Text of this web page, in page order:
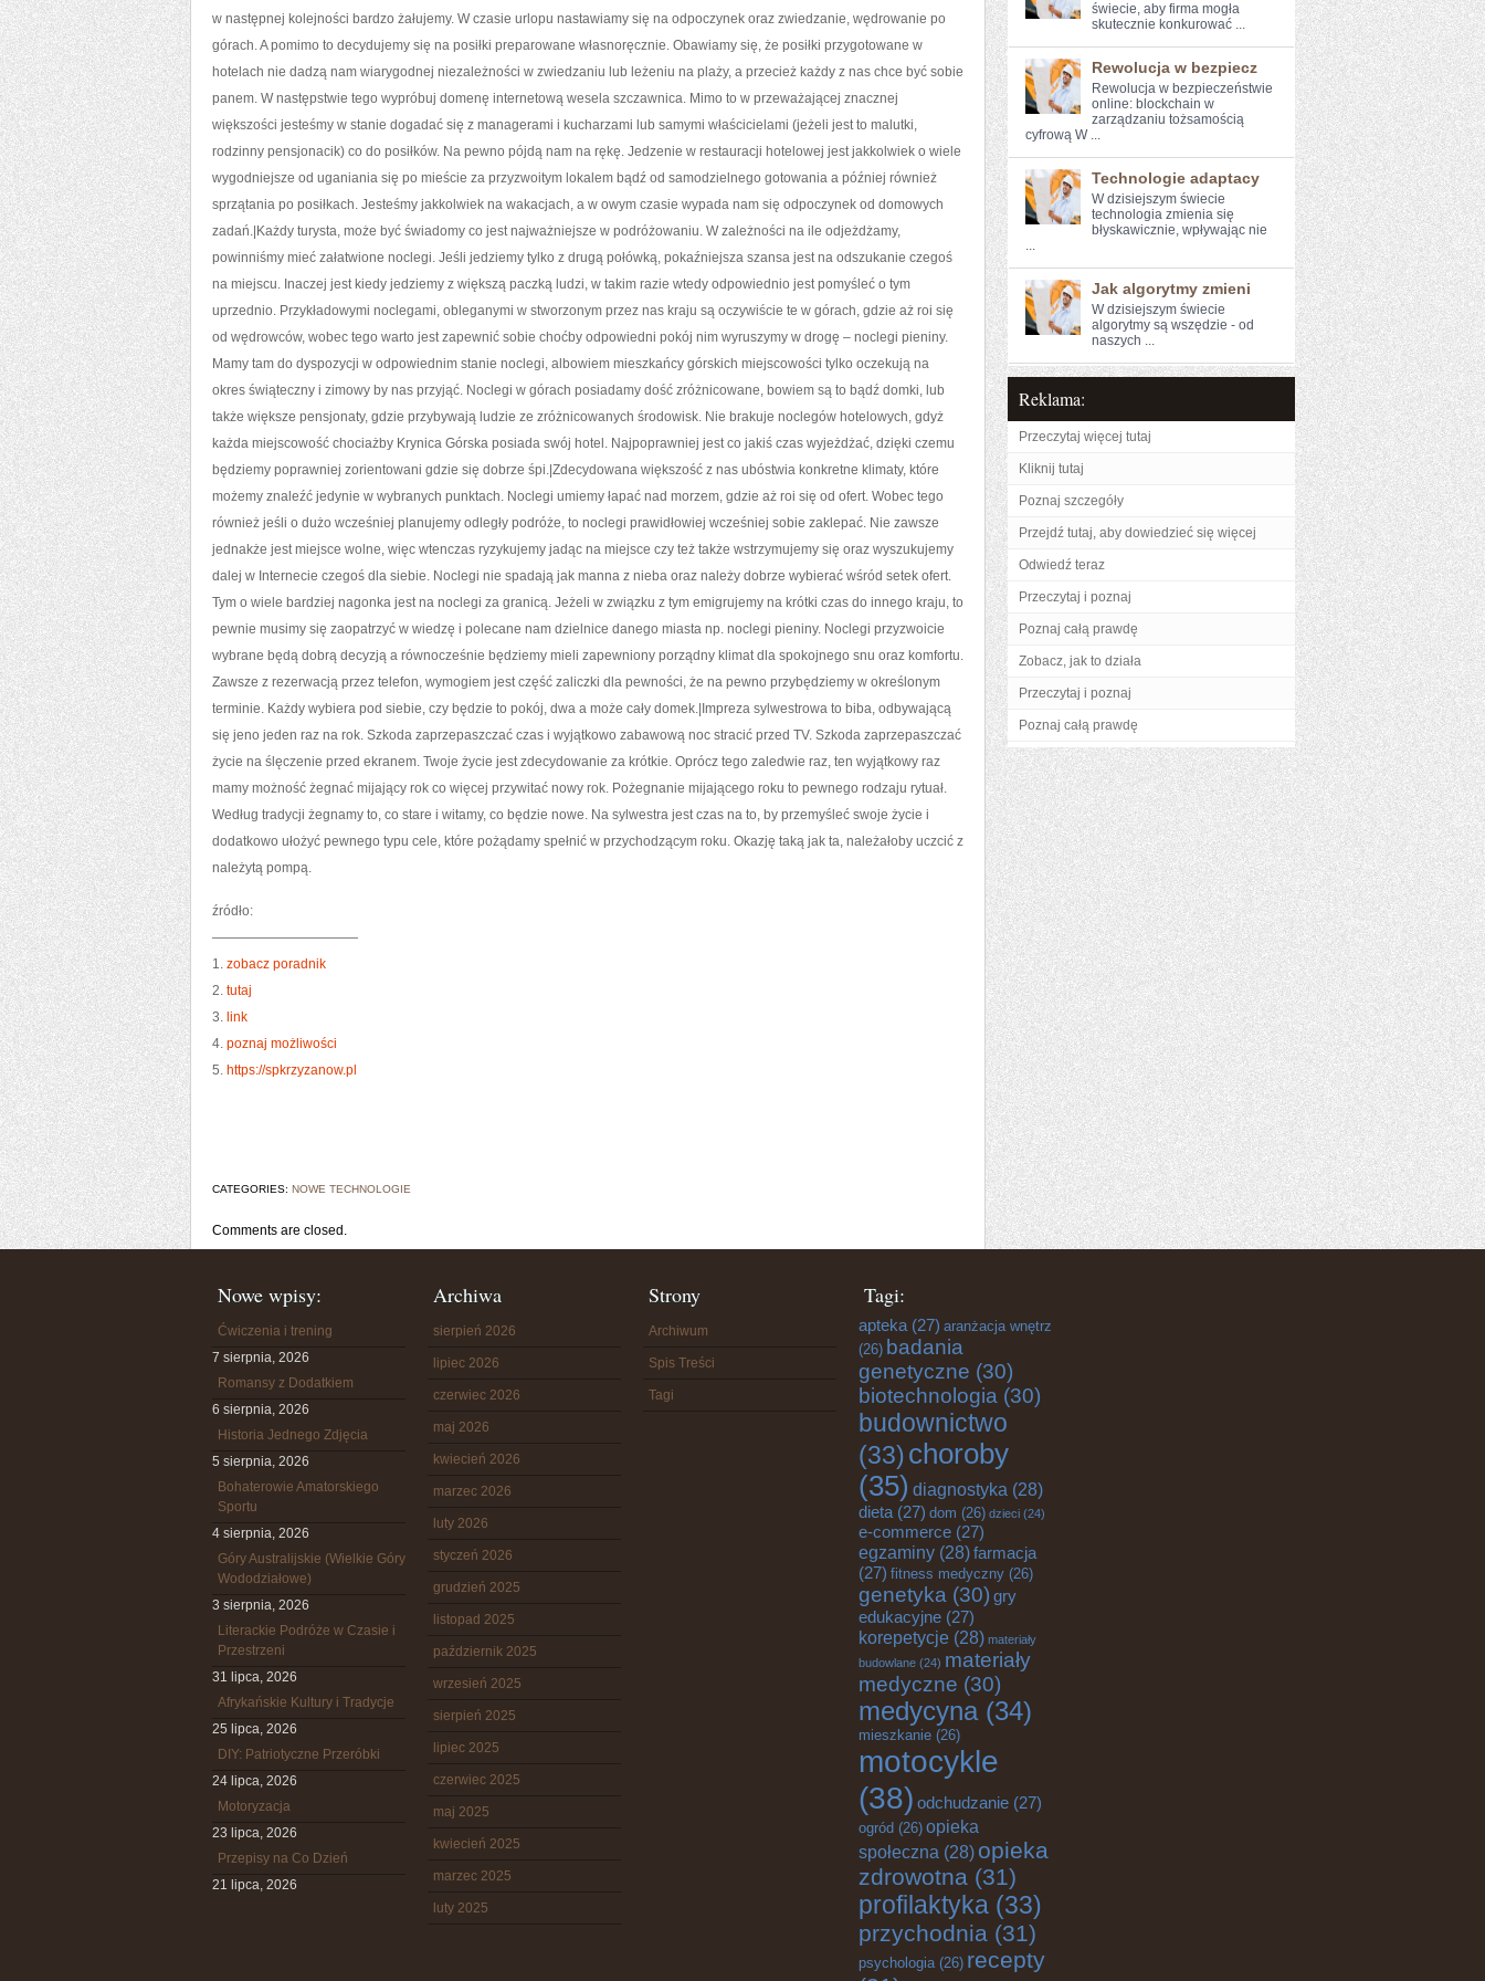
w następnej kolejności bardzo żałujemy. W czasie urlopu nastawiamy się na odpoczynek oraz zwiedzanie, wędrowanie po
górach. A pomimo to decydujemy się na posiłki preparowane własnoręcznie. Obawiamy się, że posiłki przygotowane w
hotelach nie dadzą nam wiarygodnej niezależności w zwiedzaniu lub leżeniu na plaży, a przecież każdy z nas chce być sobie
panem. W następstwie tego wypróbuj domenę internetową wesela szczawnica. Mimo to w przeważającej znacznej
większości jesteśmy w stanie dogadać się z managerami i kucharzami lub samymi właścicielami (jeżeli jest to malutki,
rodzinny pensjonacik) co do posiłków. Na pewno pójdą nam na rękę. Jedzenie w restauracji hotelowej jest jakkolwiek o wiele
wygodniejsze od uganiania się po mieście za przyzwoitym lokalem bądź od samodzielnego gotowania a później również
sprzątania po posiłkach. Jesteśmy jakkolwiek na wakacjach, a w owym czasie wypada nam się odpoczynek od domowych
zadań.|Każdy turysta, może być świadomy co jest najważniejsze w podróżowaniu. W zależności na ile odjeżdżamy,
powinniśmy mieć załatwione noclegi. Jeśli jedziemy tylko z drugą połówką, pokaźniejsza szansa jest na odszukanie czegoś
na miejscu. Inaczej jest kiedy jedziemy z większą paczką ludzi, w takim razie wtedy odpowiednio jest pomyśleć o tym
uprzednio. Przykładowymi noclegami, obleganymi w stworzonym przez nas kraju są oczywiście te w górach, gdzie aż roi się
od wędrowców, wobec tego warto jest zapewnić sobie choćby odpowiedni pokój nim wyruszymy w drogę – noclegi pieniny.
Mamy tam do dyspozycji w odpowiednim stanie noclegi, albowiem mieszkańcy górskich miejscowości tylko oczekują na
okres świąteczny i zimowy by nas przyjąć. Noclegi w górach posiadamy dość zróżnicowane, bowiem są to bądź domki, lub
także większe pensjonaty, gdzie przybywają ludzie ze zróżnicowanych środowisk. Nie brakuje noclegów hotelowych, gdyż
każda miejscowość chociażby Krynica Górska posiada swój hotel. Najpoprawniej jest co jakiś czas wyjeżdżać, dzięki czemu
będziemy poprawniej zorientowani gdzie się dobrze śpi.|Zdecydowana większość z nas ubóstwia konkretne klimaty, które
możemy znaleźć jedynie w wybranych punktach. Noclegi umiemy łapać nad morzem, gdzie aż roi się od ofert. Wobec tego
również jeśli o dużo wcześniej planujemy odległy podróże, to noclegi prawidłowiej wcześniej sobie zaklepać. Nie zawsze
jednakże jest miejsce wolne, więc wtenczas ryzykujemy jadąc na miejsce czy też także wstrzymujemy się oraz wyszukujemy
dalej w Internecie czegoś dla siebie. Noclegi nie spadają jak manna z nieba oraz należy dobrze wybierać wśród setek ofert.
Tym o wiele bardziej nagonka jest na noclegi za granicą. Jeżeli w związku z tym emigrujemy na krótki czas do innego kraju, to
pewnie musimy się zaopatrzyć w wiedzę i polecane nam dzielnice danego miasta np. noclegi pieniny. Noclegi przyzwoicie
wybrane będą dobrą decyzją a równocześnie będziemy mieli zapewniony porządny klimat dla spokojnego snu oraz komfortu.
Zawsze z rezerwacją przez telefon, wymogiem jest część zaliczki dla pewności, że na pewno przybędziemy w określonym
terminie. Każdy wybiera pod siebie, czy będzie to pokój, dwa a może cały domek.|Impreza sylwestrowa to biba, odbywającą
się jeno jeden raz na rok. Szkoda zaprzepaszczać czas i wyjątkowo zabawową noc stracić przed TV. Szkoda zaprzepaszczać
życie na ślęczenie przed ekranem. Twoje życie jest zdecydowanie za krótkie. Oprócz tego zaledwie raz, ten wyjątkowy raz
mamy możność żegnać mijający rok co więcej przywitać nowy rok. Pożegnanie mijającego roku to pewnego rodzaju rytuał.
Według tradycji żegnamy to, co stare i witamy, co będzie nowe. Na sylwestra jest czas na to, by przemyśleć swoje życie i
dodatkowo ułożyć pewnego typu cele, które pożądamy spełnić w przychodzącym roku. Okazję taką jak ta, należałoby uczcić z
należytą pompą.
źródło:
———————————
1. zobacz poradnik
2. tutaj
3. link
4. poznaj możliwości
5. https://spkrzyzanow.pl
CATEGORIES: NOWE TECHNOLOGIE
Comments are closed.
świecie, aby⁤ firma mogła
skutecznie konkurować‍ ...
Rewolucja w bezpiecz
Rewolucja w ⁣bezpieczeństwie ​
online: blockchain w
zarządzaniu ‍tożsamością
cyfrową W ...
Technologie adaptacy
W dzisiejszym świecie
technologia ‍zmienia się
błyskawicznie, wpływając nie
...
Jak algorytmy zmieni
W dzisiejszym świecie
algorytmy są wszędzie - od
naszych ...
Reklama:
Przeczytaj więcej tutaj
Kliknij tutaj
Poznaj szczegóły
Przejdź tutaj, aby dowiedzieć się więcej
Odwiedź teraz
Przeczytaj i poznaj
Poznaj całą prawdę
Zobacz, jak to działa
Przeczytaj i poznaj
Poznaj całą prawdę
Nowe wpisy:
Ćwiczenia i trening
7 sierpnia, 2026
Romansy z Dodatkiem
6 sierpnia, 2026
Historia Jednego Zdjęcia
5 sierpnia, 2026
Bohaterowie Amatorskiego
Sportu
4 sierpnia, 2026
Góry Australijskie (Wielkie Góry
Wododziałowe)
3 sierpnia, 2026
Literackie Podróże w Czasie i
Przestrzeni
31 lipca, 2026
Afrykańskie Kultury i Tradycje
25 lipca, 2026
DIY: Patriotyczne Przeróbki
24 lipca, 2026
Motoryzacja
23 lipca, 2026
Przepisy na Co Dzień
21 lipca, 2026
Archiwa
sierpień 2026
lipiec 2026
czerwiec 2026
maj 2026
kwiecień 2026
marzec 2026
luty 2026
styczeń 2026
grudzień 2025
listopad 2025
październik 2025
wrzesień 2025
sierpień 2025
lipiec 2025
czerwiec 2025
maj 2025
kwiecień 2025
marzec 2025
luty 2025
Strony
Archiwum
Spis Treści
Tagi
Tagi:
apteka (27) aranżacja wnętrz
(26) badania
genetyczne (30)
biotechnologia (30)
budownictwo
(33)choroby
(35) diagnostyka (28)
dieta (27) dom (26) dzieci (24)
e-commerce (27)
egzaminy (28)farmacja
(27) fitness medyczny (26)
genetyka (30) gry
edukacyjne (27)
korepetycje (28) materiały
budowlane (24) materiały
medyczne (30)
medycyna(34)
mieszkanie (26)
motocykle
(38) odchudzanie (27)
ogród (26) opieka
społeczna (28) opieka
zdrowotna (31)
profilaktyka (33)
przychodnia (31)
psychologia(26) recepty